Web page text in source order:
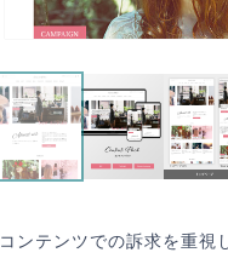
コンテンツでの訴求を重視